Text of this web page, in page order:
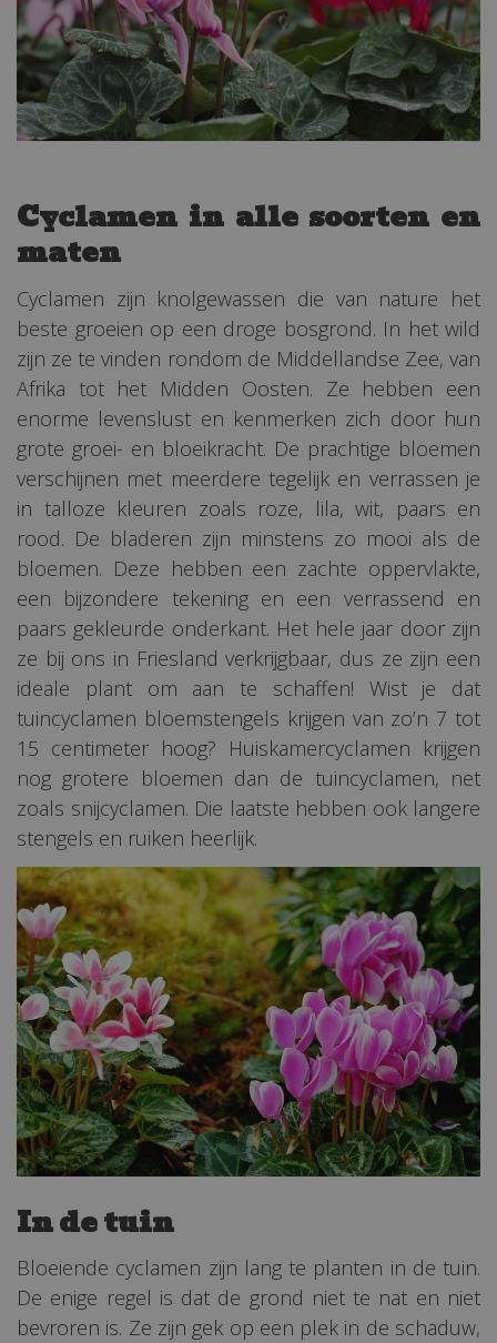
Cyclamen in alle soorten en
maten
Cyclamen zijn knolgewassen die van nature het
beste groeien op een droge bosgrond. In het wild
zijn ze te vinden rondom de Middellandse Zee, van
Afrika tot het Midden Oosten. Ze hebben een
enorme levenslust en kenmerken zich door hun
grote groei- en bloeikracht. De prachtige bloemen
verschijnen met meerdere tegelijk en verrassen je
in talloze kleuren zoals roze, lila, wit, paars en
rood. De bladeren zijn minstens zo mooi als de
bloemen. Deze hebben een zachte oppervlakte,
een bijzondere tekening en een verrassend en
paars gekleurde onderkant. Het hele jaar door zijn
ze bij ons in Friesland verkrijgbaar, dus ze zijn een
ideale plant om aan te schaffen! Wist je dat
tuincyclamen bloemstengels krijgen van zo’n 7 tot
15 centimeter hoog? Huiskamercyclamen krijgen
nog grotere bloemen dan de tuincyclamen, net
zoals snijcyclamen. Die laatste hebben ook langere
stengels en ruiken heerlijk.
In de tuin
Bloeiende cyclamen zijn lang te planten in de tuin.
De enige regel is dat de grond niet te nat en niet
bevroren is. Ze zijn gek op een plek in de schaduw,